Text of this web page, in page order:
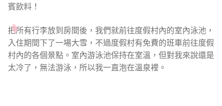
賓飲料！
把所有行李放到房間後，我們就前往度假村內的室內泳池，
入住期間下了一場大雪，不過度假村有免費的班車前往度假
村內的各個景點。室內游泳池保持在室溫，但對我來說還是
太冷了，無法游泳，所以我一直泡在溫泉裡。